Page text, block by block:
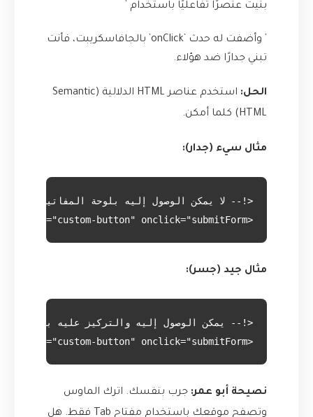
بنيت عنصرًا تفاعليًا باستخدام `
` وأضفت له حدث `onClick` بالجافاسكريبت، فأنت
تبني جدارًا ضد هؤلاء.
الحل:
استخدم عناصر HTML الدلالية (Semantic
HTML) كلما أمكن.
مثال سيء (جدار):
<div class="custom-button" onclick="submitForm()">إرسال</div>
مثال جيد (جسر):
<button class="custom-button" onclick="submitForm()">إرسال</button>
نصيحة أبو عمر: جرب بنفسك. اترك الماوس
وتصفح موقعك باستخدام مفتاح Tab فقط. هل